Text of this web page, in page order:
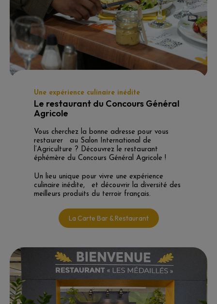
Une expérience culinaire inédite
Le restaurant du Concours Général
Agricole
Vous cherchez la bonne adresse pour vous
restaurer au Salon International de
l’Agriculture ? Découvrez le restaurant
éphémère du Concours Général Agricole !
Un lieu unique pour vivre une expérience
culinaire inédite, et découvrir la diversité des
meilleurs produits du terroir français.
La Carte Bar & Restaurant